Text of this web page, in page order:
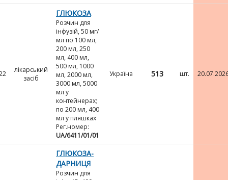
лікарський
засіб
ГЛЮКОЗА
Розчин для
інфузій, 50 мг/
мл по 100 мл,
200 мл, 250
мл, 400 мл,
500 мл, 1000
мл, 2000 мл,
3000 мл, 5000
мл у
контейнерах;
по 200 мл, 400
мл у пляшках
Рег.номер:
UA/6411/01/01
Україна 513 шт.
ГЛЮКОЗА-
ДАРНИЦЯ
Розчин для